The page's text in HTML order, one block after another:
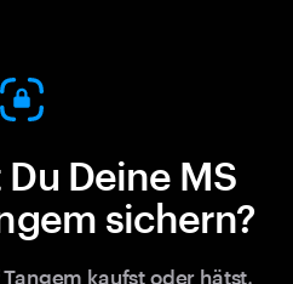
Deine MS
sichern?
kaufst oder hätst,